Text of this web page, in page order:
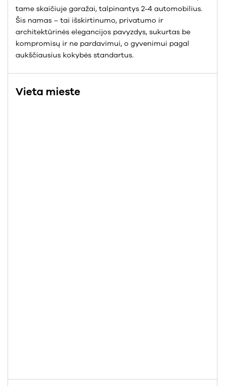
tame skaičiuje garažai, talpinantys 2-4 automobilius.
Šis namas – tai išskirtinumo, privatumo ir
architektūrinės elegancijos pavyzdys, sukurtas be
kompromisų ir ne pardavimui, o gyvenimui pagal
aukščiausius kokybės standartus.
Vieta mieste